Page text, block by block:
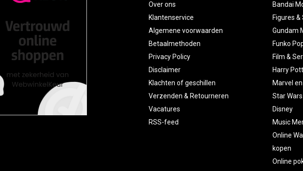
Over ons
Klantenservice
Algemene voorwaarden
Betaalmethoden
Privacy Policy
Disclaimer
Klachten of geschillen
Verzenden & Retourneren
Vacatures
RSS-feed
Bandai
Figures
Gundam
Funko
Film &
Harry
Marvel en
Star Wars
Disney
Music
Online
kopen
Online